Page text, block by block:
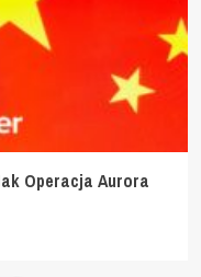
Operacja Aurora